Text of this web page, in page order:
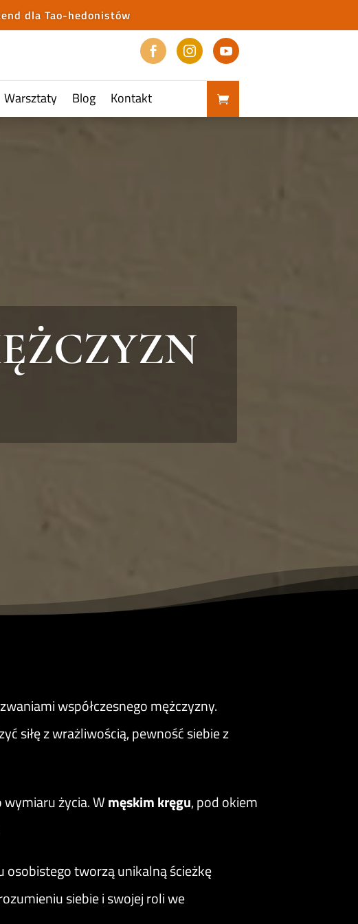
dla Tao-hedonistów
  
Warsztaty Blog Kontakt
współczesnego mężczyzny.
siłę z wrażliwością, pewność siebie z
życia. Wmęskim kręgu, pod okiem
osobistego tworzą unikalną ścieżkę
siebie i swojej roli we